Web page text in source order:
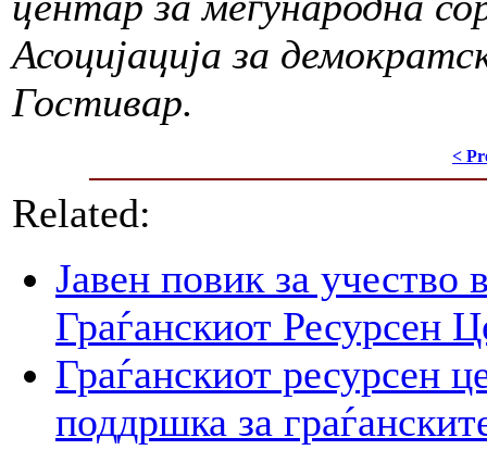
Асоцијација за
Гостивар.
<
Related:
Јавен повик за учество
Граѓанскиот Ресурсен
Граѓанскиот ресурсен
поддршка за